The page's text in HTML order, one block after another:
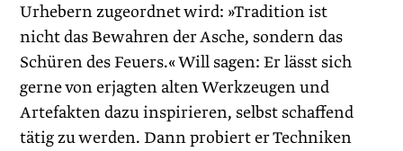
Urhebern zugeordnet wird: »Tradition ist
nicht das Bewahren der Asche, sondern das
Schüren des Feuers.« Will sagen: Er lässt sich
gerne von erjagten alten Werkzeugen und
Artefakten dazu inspirieren, selbst schaffend
tätig zu werden. Dann probiert er Techniken